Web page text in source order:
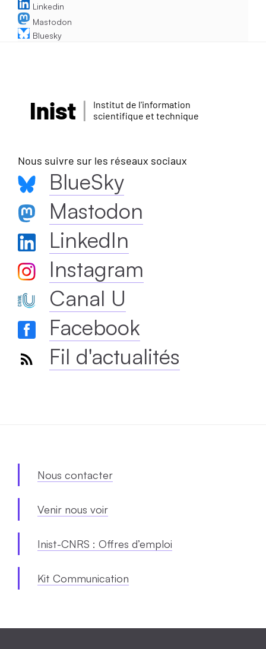
Linkedin
Mastodon
Bluesky
Inist
Institut de l'information
scientifique et technique
Nous suivre sur les réseaux sociaux
BlueSky
Mastodon
LinkedIn
Instagram
Canal U
Facebook
Fil d'actualités
Nous contacter
Venir nous voir
Inist-CNRS : Offres d’emploi
Kit Communication